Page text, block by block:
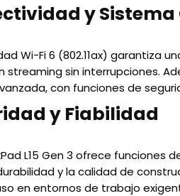
y
Wi-Fi 6 (802.11ax) garantiza
streaming sin interrupciones.
con funciones de
y Fiabilidad
L15 Gen 3 ofrece
y la calidad de
en entornos de trabajo